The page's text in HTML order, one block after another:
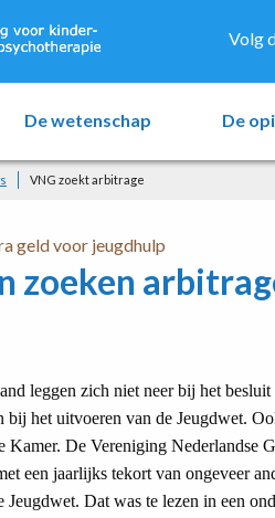
Volg
De wetenschap De
VNG zoekt arbitrage
geld voor jeugdhulp
zoeken
leggen zich niet neer bij het
bij het uitvoeren van de Jeugdwet.
Kamer. De Vereniging Nederlandse
een jaarlijks tekort van ongeveer
Jeugdwet. Dat was te lezen in een